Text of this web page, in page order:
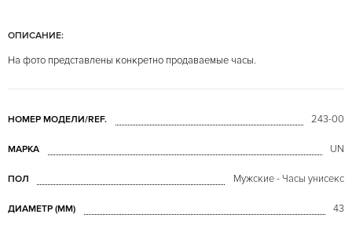
ОПИСАНИЕ:
На фото представлены конкретно продаваемые часы.
НОМЕР МОДЕЛИ/REF. 243-00
МАРКА UN
ПОЛ Мужские - Часы унисекс
ДИАМЕТР (MM) 43